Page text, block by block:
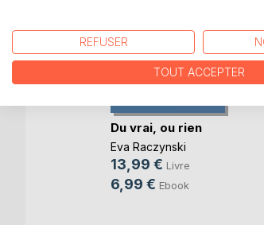
Du vrai, ou rien
Eva Raczynski
13,99 € Livre
6,99 € Ebook
REFUSER
TOUT ACCEPTER